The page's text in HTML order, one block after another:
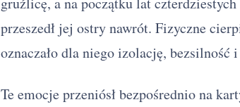
przeszedł jej ostry nawrót. Fizyczne
oznaczało dla niego izolację, bezsilność
Te emocje przeniósł bezpośrednio na